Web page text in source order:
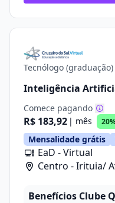
Tecnólogo (graduação)
Inteligência
Comece pagando
R$ 183,92 | mês
Mensalidade grátis
EaD - Virtual
Centro - Irituia/
Benefícios Clube